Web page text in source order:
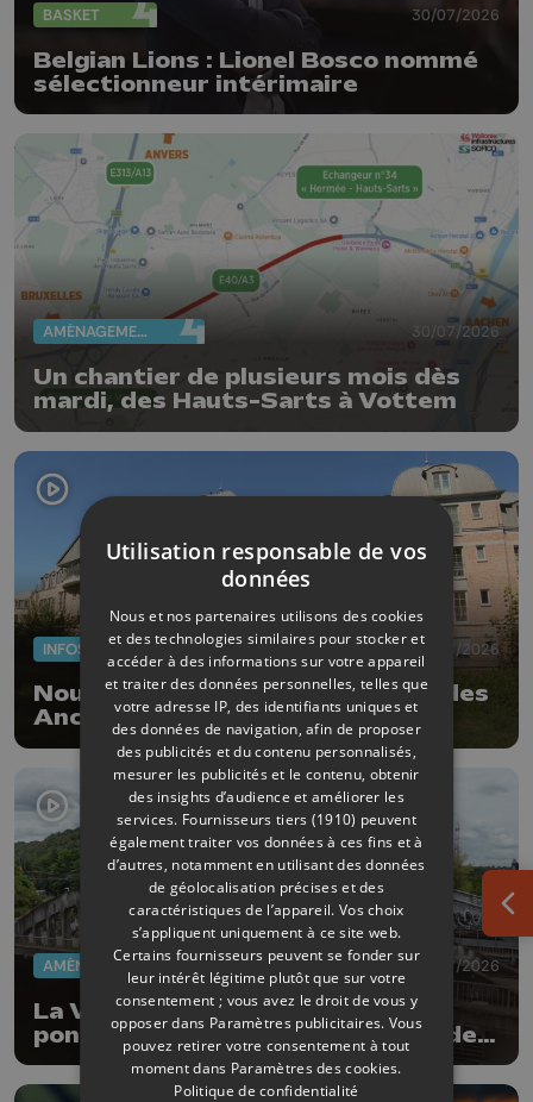
BASKET 30/07/2026
Belgian Lions : Lionel Bosco nommé
sélectionneur intérimaire
AMÉNAGEMENT DU TERRITOIRE 30/07/2026
Un chantier de plusieurs mois dès
mardi, des Hauts-Sarts à Vottem
INFOS 28/07/2026
Nouveau visage pour le quartier des
Anciens Combattants à Ans
AMÉNAGEMENT DU TERRITOIRE 28/07/2026
La Ville de Liège veut détruire le
pont Denis Lecocq mais manque de
budget pour le faire
Utilisation responsable de vos
données
Nous et nos partenaires utilisons des cookies
et des technologies similaires pour stocker et
accéder à des informations sur votre appareil
et traiter des données personnelles, telles que
votre adresse IP, des identifiants uniques et
des données de navigation, afin de proposer
des publicités et du contenu personnalisés,
mesurer les publicités et le contenu, obtenir
des insights d’audience et améliorer les
services. Fournisseurs tiers (1910) peuvent
également traiter vos données à ces fins et à
d’autres, notamment en utilisant des données
de géolocalisation précises et des
caractéristiques de l’appareil. Vos choix
s’appliquent uniquement à ce site web.
Certains fournisseurs peuvent se fonder sur
leur intérêt légitime plutôt que sur votre
consentement ; vous avez le droit de vous y
opposer dans Paramètres publicitaires. Vous
pouvez retirer votre consentement à tout
moment dans Paramètres des cookies.
Politique de confidentialité